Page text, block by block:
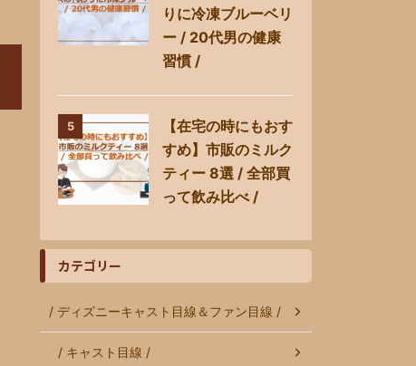
りに冷凍ブルーベリ
ー / 20代男の健康
習慣 /
5
【在宅の時にもおす
すめ】市販のミルク
ティー 8選 / 全部買
って飲み比べ /
カテゴリー
/ ディズニーキャスト目線＆ファン目線 /
/ キャスト目線 /